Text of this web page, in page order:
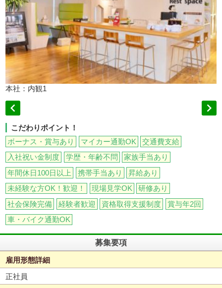
本社：内観1
 
こだわりポイント！
ボーナス・賞与あり
マイカー通勤OK
交通費支給
入社祝い金制度
学歴・年齢不問
家族手当あり
年間休日100日以上
携帯手当あり
昇給あり
未経験な方OK！歓迎！
現場見学OK
研修あり
社会保険完備
経験者歓迎 資格取得支援制度
賞与年2回
車・バイク通勤OK
募集要項
雇用形態詳細
正社員